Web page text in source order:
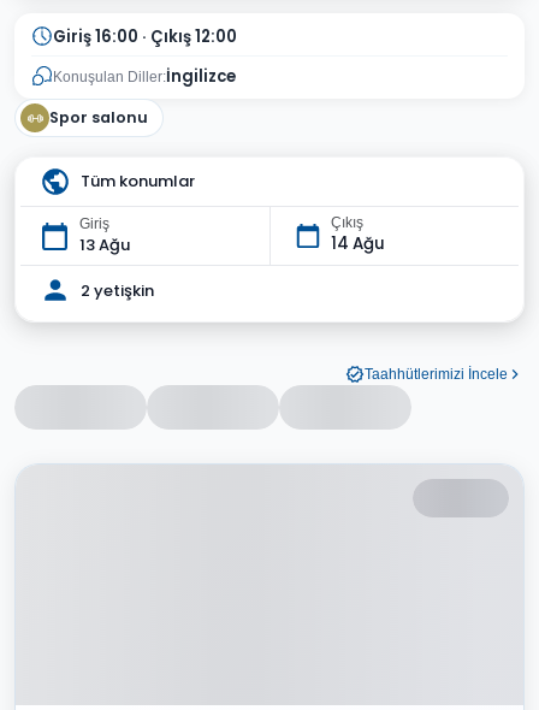
Giriş 16:00 · Çıkış 12:00
Konuşulan Diller:İngilizce
Spor salonu
Tüm konumlar
Giriş
13 Ağu
Çıkış
14 Ağu
2 yetişkin
Taahhütlerimizi İncele